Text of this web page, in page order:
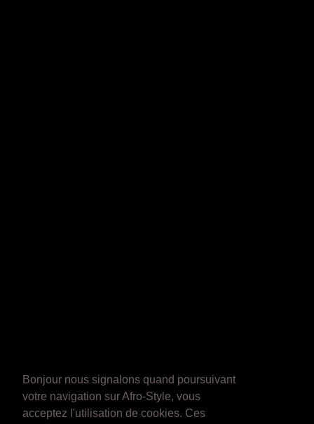
Bonjour nous signalons quand poursuivant
votre navigation sur Afro-Style, vous
acceptez l'utilisation de cookies. Ces